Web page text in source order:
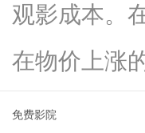
观影成本。
在物价上涨
免费影院